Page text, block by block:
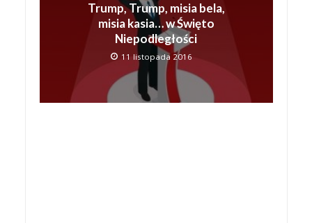
Trump, Trump, misia bela,
misia kasia… w Święto
Niepodległości
11 listopada 2016